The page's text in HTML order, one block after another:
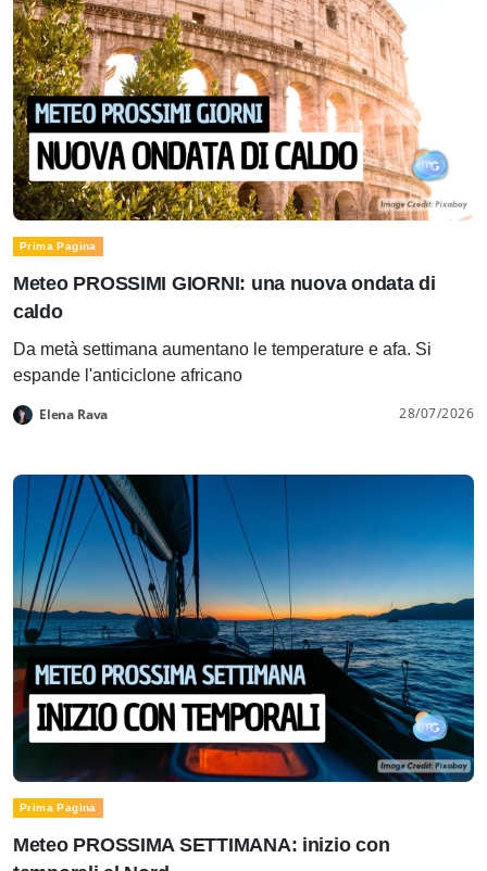
Prima Pagina
Meteo PROSSIMI GIORNI: una nuova ondata di
caldo
Da metà settimana aumentano le temperature e afa. Si
espande l'anticiclone africano
Elena Rava 28/07/2026
Prima Pagina
Meteo PROSSIMA SETTIMANA: inizio con